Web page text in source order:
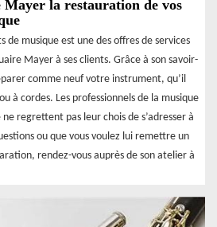
la restauration de vos
de musique est une des offres de services
Mayer à ses clients. Grâce à son savoir-
comme neuf votre instrument, qu’il
à cordes. Les professionnels de la musique
regrettent pas leur chois de s’adresser à
ou que vous voulez lui remettre un
rendez-vous auprès de son atelier à